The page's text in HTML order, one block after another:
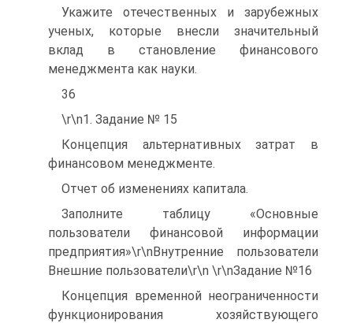
Укажите отечественных и зарубежных
ученых, которые внесли значительный
вклад в становление финансового
менеджмента как науки.
36
\r\n1. Задание № 15
Концепция альтернативных затрат в
финансовом менеджменте.
Отчет об изменениях капитала.
Заполните таблицу «Основные
пользователи финансовой информации
предприятия»\r\nВнутренние пользователи
Внешние пользователи\r\n \r\nЗадание №16
Концепция временной неограниченности
функционирования хозяйствующего